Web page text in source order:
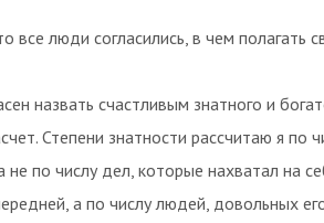
люди согласились, в чем полагать
назвать счастливым знатного и
Степени знатности рассчитаю я по
не по числу дел, которые нахватал на
а по числу людей, довольных